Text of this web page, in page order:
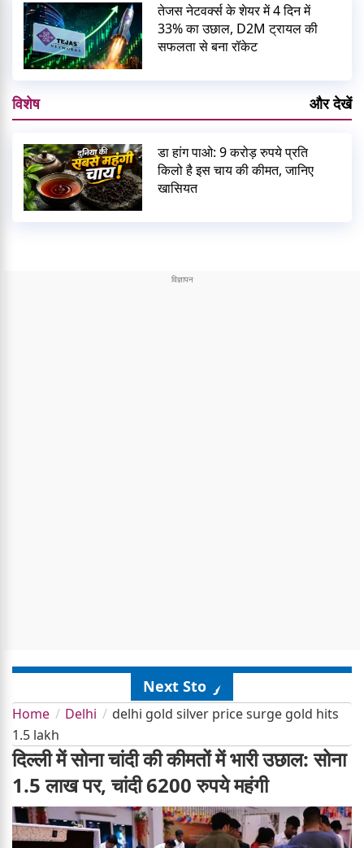
तेजस नेटवर्क्स के शेयर में 4 दिन में
33% का उछाल, D2M ट्रायल की
सफलता से बना रॉकेट
विशेष और देखें
डा हांग पाओ: 9 करोड़ रुपये प्रति
किलो है इस चाय की कीमत, जानिए
खासियत
Next Story
Home Delhi
delhi gold silver price surge gold hits
1.5 lakh
दिल्ली में सोना चांदी की कीमतों में भारी उछाल: सोना
1.5 लाख पर, चांदी 6200 रुपये महंगी